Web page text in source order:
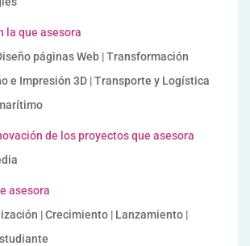
la que asesora
páginas Web | Transformación
e Impresión 3D | Transporte y Logística
de los proyectos que asesora
asesora
| Crecimiento | Lanzamiento |